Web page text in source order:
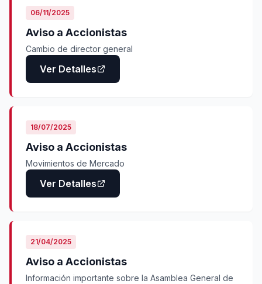
06/11/2025
Aviso a Accionistas
Cambio de director general
Ver Detalles
18/07/2025
Aviso a Accionistas
Movimientos de Mercado
Ver Detalles
21/04/2025
Aviso a Accionistas
Información importante sobre la Asamblea General de